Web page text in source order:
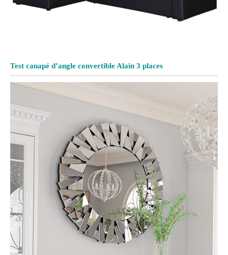
Test canapé d’angle convertible Alain 3 places